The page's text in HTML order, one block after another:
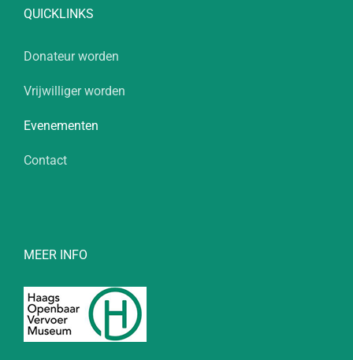
QUICKLINKS
Donateur worden
Vrijwilliger worden
Evenementen
Contact
MEER INFO